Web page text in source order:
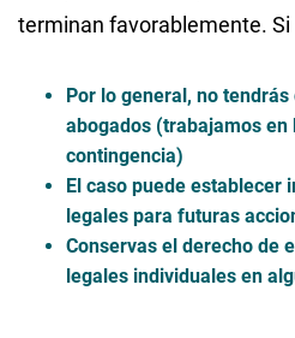
terminan favorablemente. Si
Por lo general, no
abogados (trabajamos en
contingencia)
El caso puede establecer
legales para futuras
Conservas el derecho de
legales individuales en